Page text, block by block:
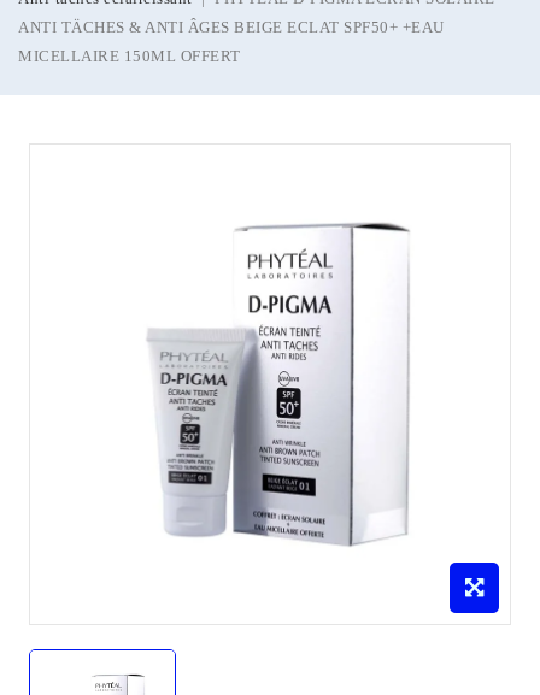
ANTI TÄCHES & ANTI ÂGES BEIGE ECLAT SPF50+ +EAU
MICELLAIRE 150ML OFFERT